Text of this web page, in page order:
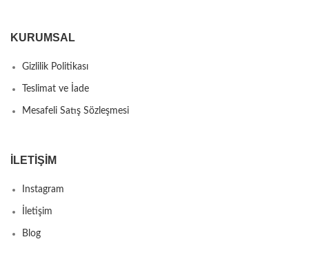
KURUMSAL
Gizlilik Politikası
Teslimat ve İade
Mesafeli Satış Sözleşmesi
İLETIŞIM
Instagram
İletişim
Blog